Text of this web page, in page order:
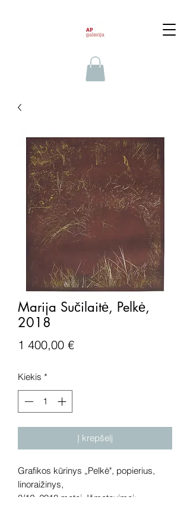
Marija Sučilaitė, Pelkė,
2018
1 400,00 €Price
Kiekis *
Į krepšelį
Grafikos kūrinys „Pelkė", popierius,
linoraižinys,
8/12, 2018 metai. Išmatavimai: